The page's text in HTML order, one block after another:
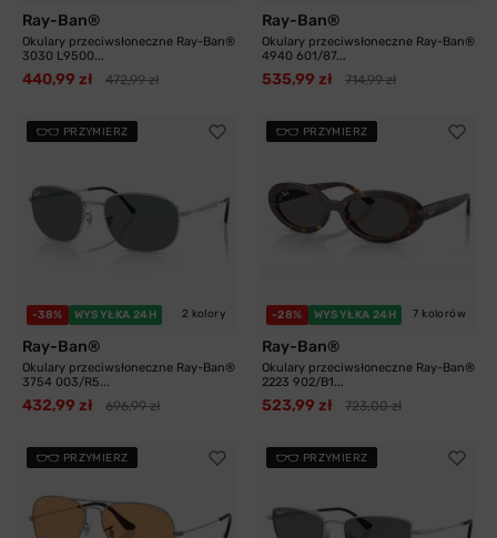
Ray-Ban®
Okulary przeciwsłoneczne Ray-Ban®
3030 L9500...
440,99 zł 472,99 zł
Ray-Ban®
Okulary przeciwsłoneczne Ray-Ban®
4940 601/87...
535,99 zł 714,99 zł
PRZYMIERZ
-38% WYSYŁKA 24H 2 kolory
Ray-Ban®
Okulary przeciwsłoneczne Ray-Ban®
3754 003/R5...
432,99 zł 696,99 zł
PRZYMIERZ
-28% WYSYŁKA 24H 7 kolorów
Ray-Ban®
Okulary przeciwsłoneczne Ray-Ban®
2223 902/B1...
523,99 zł 723,00 zł
PRZYMIERZ PRZYMIERZ